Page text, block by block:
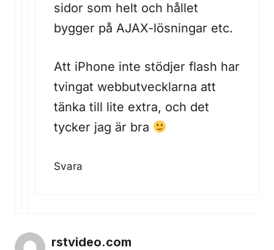
sidor som helt och hållet
bygger på AJAX-lösningar etc.
Att iPhone inte stödjer flash har
tvingat webbutvecklarna att
tänka till lite extra, och det
tycker jag är bra
Svara
rstvideo.com